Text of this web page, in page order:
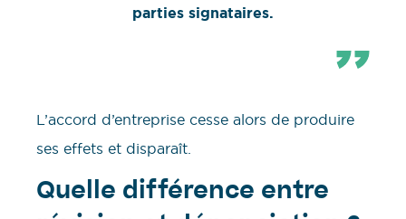
parties signataires.
L’accord d’entreprise cesse alors de produire
ses effets et disparaît.
Quelle différence entre